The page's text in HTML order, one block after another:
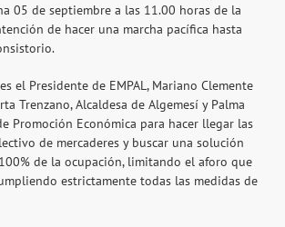
05 de septiembre a las 11.00 horas de la
de hacer una marcha pacífica hasta
el Presidente de EMPAL, Mariano Clemente
Trenzano, Alcaldesa de Algemesí y Palma
Promoción Económica para hacer llegar las
de mercaderes y buscar una solución
de la ocupación, limitando el aforo que
estrictamente todas las medidas de